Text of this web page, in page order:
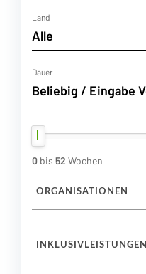
Land
Dauer
0 bis 52 Wochen
ORGANISATIONEN
INKLUSIVLEISTUNGEN